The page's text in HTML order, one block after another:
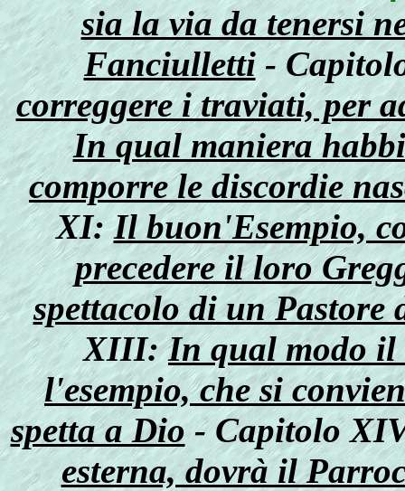
sia la via da tenersi
Fanciulletti -
correggere i traviati, per
In qual maniera
comporre le discordie
XI:Il buon'Esempio,
precedere il loro
spettacolo di un Pastore
XIII:In qual modo il
l'esempio, che si
spetta a Dio- Capitolo
esterna, dovrà il